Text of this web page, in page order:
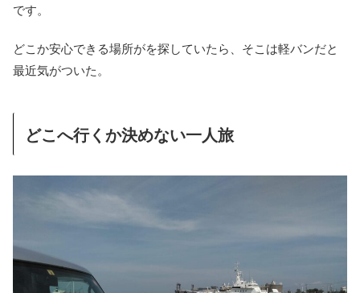
です。
どこか安心できる場所がを探していたら、そこは軽バンだと
最近気がついた。
どこへ行くか決めない一人旅